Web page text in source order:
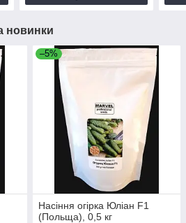
новинки
–5%
Насіння огірка Юліан F1
(Польща), 0,5 кг